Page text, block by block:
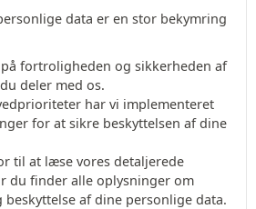
data er en stor bekymring
fortroligheden og sikkerheden af
deler med os.
har vi implementeret
for at sikre beskyttelsen af dine
til at læse vores detaljerede
du finder alle oplysninger om
af dine personlige data.